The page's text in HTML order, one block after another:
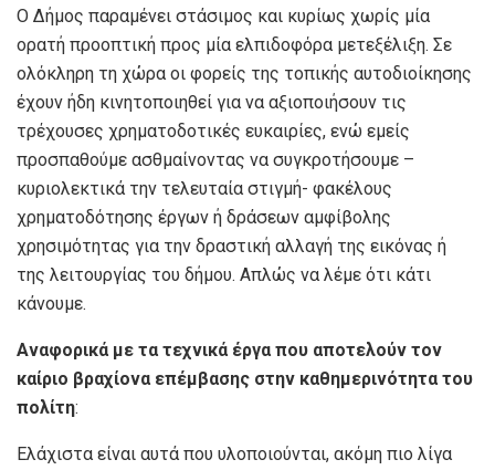
Ο Δήμος παραμένει στάσιμος και κυρίως χωρίς μία
ορατή προοπτική προς μία ελπιδοφόρα μετεξέλιξη. Σε
ολόκληρη τη χώρα οι φορείς της τοπικής αυτοδιοίκησης
έχουν ήδη κινητοποιηθεί για να αξιοποιήσουν τις
τρέχουσες χρηματοδοτικές ευκαιρίες, ενώ εμείς
προσπαθούμε ασθμαίνοντας να συγκροτήσουμε –
κυριολεκτικά την τελευταία στιγμή- φακέλους
χρηματοδότησης έργων ή δράσεων αμφίβολης
χρησιμότητας για την δραστική αλλαγή της εικόνας ή
της λειτουργίας του δήμου. Απλώς να λέμε ότι κάτι
κάνουμε.
Αναφορικά με τα τεχνικά έργα που αποτελούν τον
καίριο βραχίονα επέμβασης στην καθημερινότητα του
πολίτη:
Ελάχιστα είναι αυτά που υλοποιούνται, ακόμη πιο λίγα